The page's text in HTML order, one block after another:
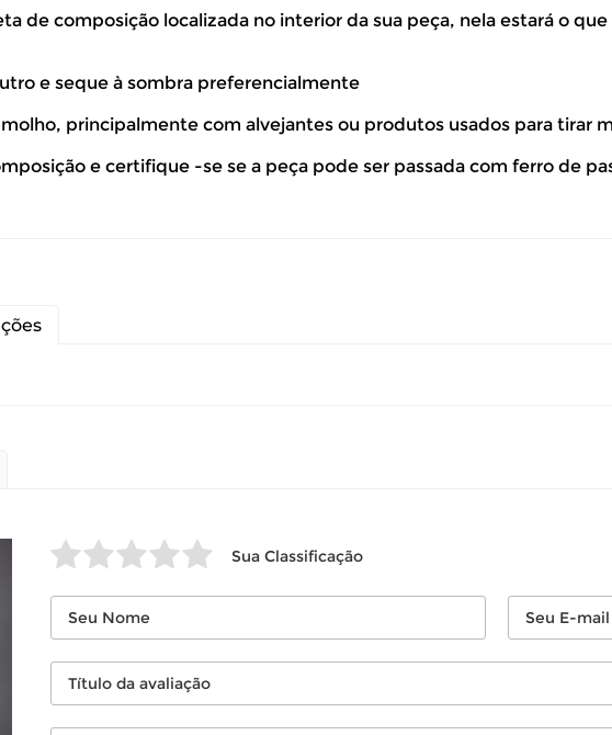
pode devolver este produto gratuitamente.
devolução caso seu produto esteja sem uso.
de composição localizada no interior da sua peça, nela estará o
e seque à sombra preferencialmente
principalmente com alvejantes ou produtos usados para tirar
e certifique -se se a peça pode ser passada com ferro de
Sua Classificação